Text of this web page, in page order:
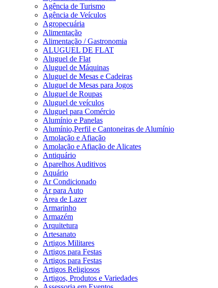
Agência de Turismo
Agência de Veículos
Agropecuária
Alimentação
Alimentação / Gastronomia
ALUGUEL DE FLAT
Aluguel de Flat
Aluguel de Máquinas
Aluguel de Mesas e Cadeiras
Aluguel de Mesas para Jogos
Aluguel de Roupas
Aluguel de veículos
Aluguel para Comércio
Alumínio e Panelas
Alumínio,Perfil e Cantoneiras de Alumínio
Amolação e Afiação
Amolação e Afiação de Alicates
Antiquário
Aparelhos Auditivos
Aquário
Ar Condicionado
Ar para Auto
Área de Lazer
Armarinho
Armazém
Arquitetura
Artesanato
Artigos Militares
Artigos para Festas
Artigos para Festas
Artigos Religiosos
Artigos, Produtos e Variedades